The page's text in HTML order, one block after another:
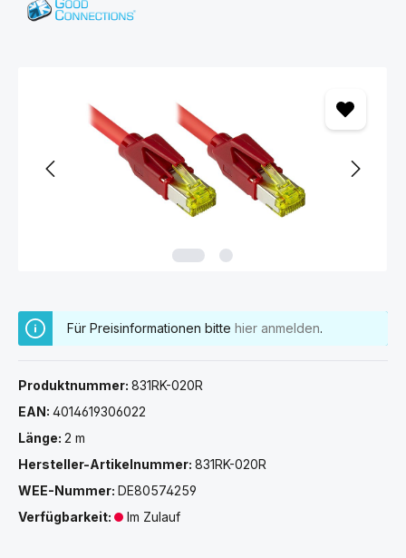
Für Preisinformationen bitte hier anmelden.
Produktnummer: 831RK-020R
EAN: 4014619306022
Länge: 2 m
Hersteller-Artikelnummer: 831RK-020R
WEE-Nummer: DE80574259
Verfügbarkeit:
Im Zulauf